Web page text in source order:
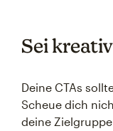
Sei kreativ
Deine CTAs
Scheue dich
deine